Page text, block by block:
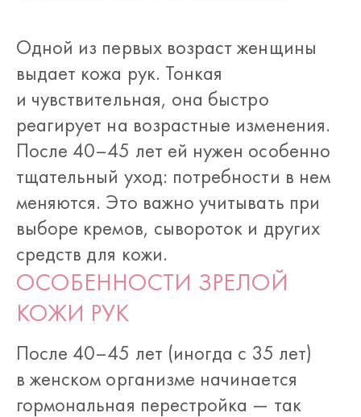
Одной из первых возраст женщины
выдает кожа рук. Тонкая
и чувствительная, она быстро
реагирует на возрастные изменения.
После 40–45 лет ей нужен особенно
тщательный уход: потребности в нем
меняются. Это важно учитывать при
выборе кремов, сывороток и других
средств для кожи.
ОСОБЕННОСТИ ЗРЕЛОЙ
КОЖИ РУК
После 40–45 лет (иногда с 35 лет)
в женском организме начинается
гормональная перестройка — так